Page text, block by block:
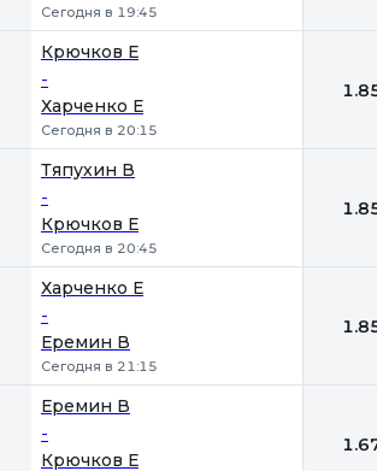
Сегодня в 19:45
Крючков Е
-
Харченко Е
Сегодня в 20:15
Тяпухин В
-
Крючков Е
Сегодня в 20:45
Харченко Е
-
Еремин В
Сегодня в 21:15
Еремин В
-
Крючков Е